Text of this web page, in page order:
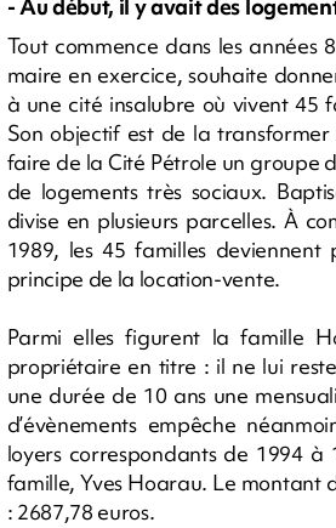
- Au début, il y avait des
Tout commence dans les années
maire en exercice, souhaite
à une cité insalubre où vivent 45
Son objectif est de la transformer
faire de la Cité Pétrole un groupe
de logements très sociaux.
divise en plusieurs parcelles. À
1989, les 45 familles deviennent
principe de la location-vente.
Parmi elles figurent la famille
propriétaire en titre : il ne lui
une durée de 10 ans une
d’évènements empêche
loyers correspondants de 1994
famille, Yves Hoarau. Le montant
: 2687,78 euros.